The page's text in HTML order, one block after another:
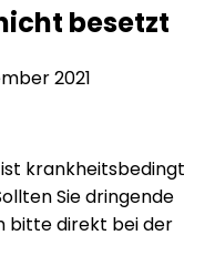
besetzt
2021
krankheitsbedingt
Sie dringende
bitte direkt bei der